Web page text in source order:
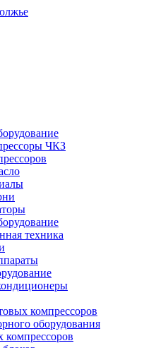
ЧКЗ
техника
компрессоров
оборудования
компрессоров